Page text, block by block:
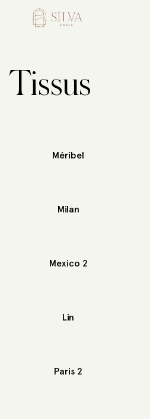
Tissus
Méribel
Milan
Mexico 2
Lin
Paris 2